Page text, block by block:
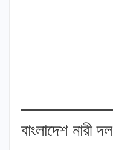
বাংলাদেশ নারী দল